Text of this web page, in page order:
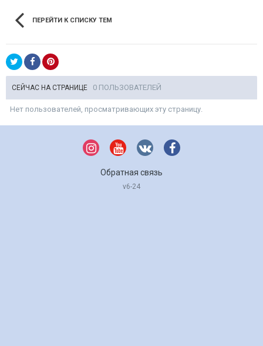
ПЕРЕЙТИ К СПИСКУ ТЕМ
СЕЙЧАС НА СТРАНИЦЕ 0 ПОЛЬЗОВАТЕЛЕЙ
Нет пользователей, просматривающих эту страницу.
Обратная связь
v6-24